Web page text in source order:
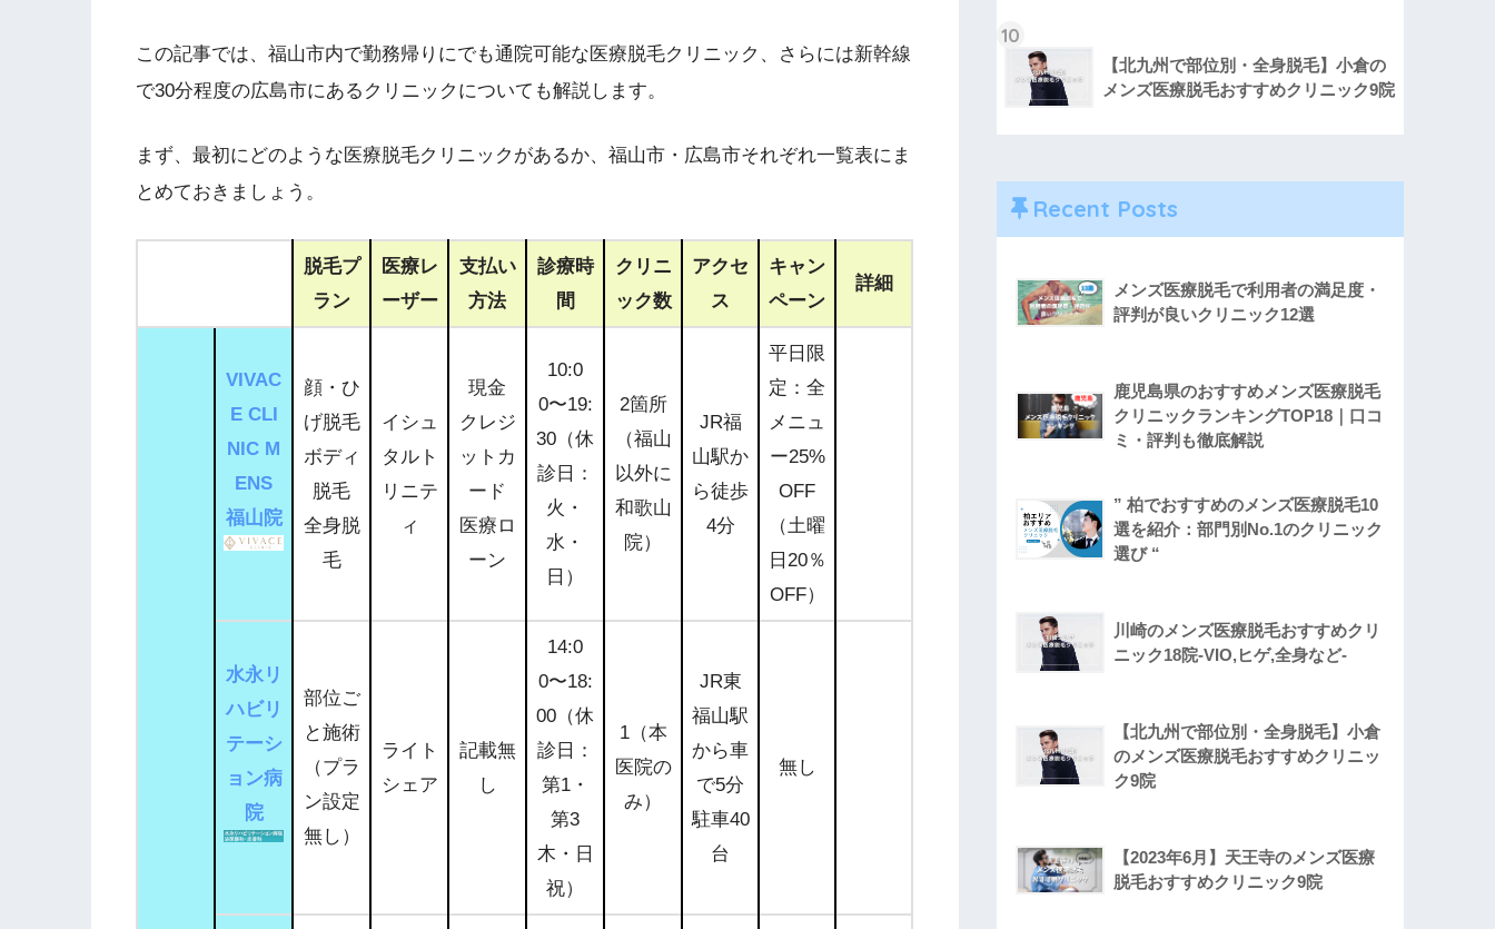
この記事では、福山市内で勤務帰りにでも通院可能な医療脱毛クリニック、さらには新幹線
で30分程度の広島市にあるクリニックについても解説します。
まず、最初にどのような医療脱毛クリニックがあるか、福山市・広島市それぞれ一覧表にま
とめておきましょう。
脱毛プ
ラン
医療レ
ーザー
支払い
方法
診療時
間
クリニ
ック数
アクセ
ス
キャン
ペーン
詳細
VIVAC
E CLI
NIC M
ENS
福山院
顔・ひ
げ脱毛
ボディ
脱毛
全身脱
毛
イシュ
タルト
リニテ
ィ
現金
クレジ
ットカ
ード
医療ロ
ーン
10:0
0〜19:
30（休
診日：
火・
水・
日）
2箇所
（福山
以外に
和歌山
院）
JR福
山駅か
ら徒歩
4分
平日限
定：全
メニュ
ー25%
OFF
（土曜
日20％
OFF）
水永リ
ハビリ
テーシ
ョン病
院
部位ご
と施術
（プラ
ン設定
無し）
ライト
シェア
記載無
し
14:0
0〜18:
00（休
診日：
第1・
第3
木・日
祝）
1（本
医院の
み）
JR東
福山駅
から車
で5分
駐車40
台
無し
10
【北九州で部位別・全身脱毛】小倉の
メンズ医療脱毛おすすめクリニック9院
Recent Posts
メンズ医療脱毛で利用者の満足度・
評判が良いクリニック12選
鹿児島県のおすすめメンズ医療脱毛
クリニックランキングTOP18｜口コ
ミ・評判も徹底解説
” 柏でおすすめのメンズ医療脱毛10
選を紹介：部門別No.1のクリニック
選び “
川崎のメンズ医療脱毛おすすめクリ
ニック18院‐VIO,ヒゲ,全身など‐
【北九州で部位別・全身脱毛】小倉
のメンズ医療脱毛おすすめクリニッ
ク9院
【2023年6月】天王寺のメンズ医療
脱毛おすすめクリニック9院